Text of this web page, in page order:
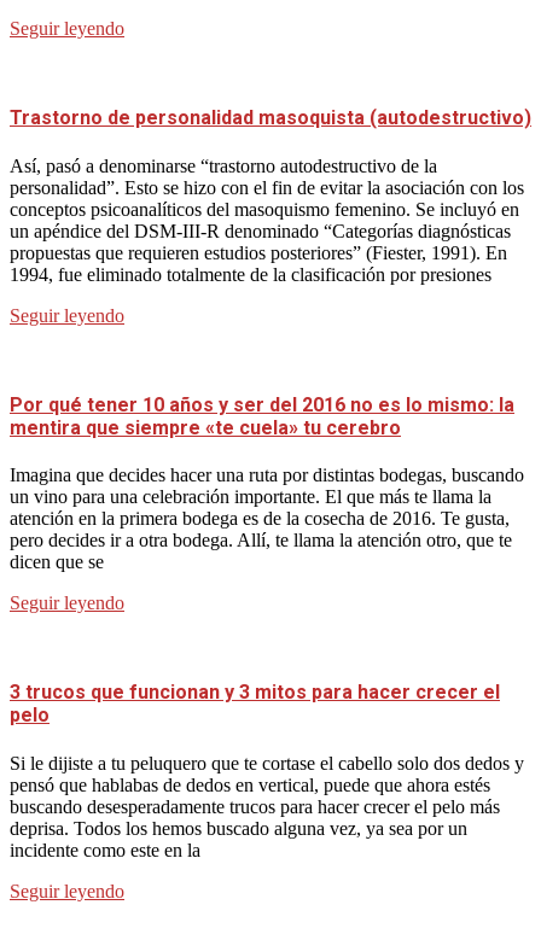
Seguir leyendo
Trastorno de personalidad masoquista (autodestructivo)
Así, pasó a denominarse “trastorno autodestructivo de la
personalidad”. Esto se hizo con el fin de evitar la asociación con los
conceptos psicoanalíticos del masoquismo femenino. Se incluyó en
un apéndice del DSM-III-R denominado “Categorías diagnósticas
propuestas que requieren estudios posteriores” (Fiester, 1991). En
1994, fue eliminado totalmente de la clasificación por presiones
Seguir leyendo
Por qué tener 10 años y ser del 2016 no es lo mismo: la
mentira que siempre «te cuela» tu cerebro
Imagina que decides hacer una ruta por distintas bodegas, buscando
un vino para una celebración importante. El que más te llama la
atención en la primera bodega es de la cosecha de 2016. Te gusta,
pero decides ir a otra bodega. Allí, te llama la atención otro, que te
dicen que se
Seguir leyendo
3 trucos que funcionan y 3 mitos para hacer crecer el
pelo
Si le dijiste a tu peluquero que te cortase el cabello solo dos dedos y
pensó que hablabas de dedos en vertical, puede que ahora estés
buscando desesperadamente trucos para hacer crecer el pelo más
deprisa. Todos los hemos buscado alguna vez, ya sea por un
incidente como este en la
Seguir leyendo